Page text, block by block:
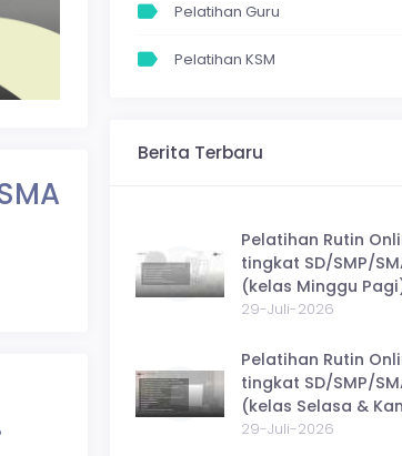
Pelatihan Guru
Pelatihan KSM
Pengumuman
Berita Terbaru
Pelatihan Rutin
tingkat SD/SMP/
(kelas Minggu
29-Juli-2026
Pelatihan Rutin
tingkat SD/SMP/
(kelas Selasa &
29-Juli-2026